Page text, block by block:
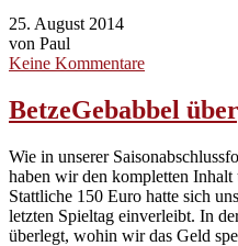
25. August 2014
von Paul
Keine Kommentare
BetzeGebabbel
Wie in unserer
haben wir den kompletten Inhalt
Stattliche 150 Euro hatte sich
letzten Spieltag einverleibt. In
überlegt, wohin wir das Geld